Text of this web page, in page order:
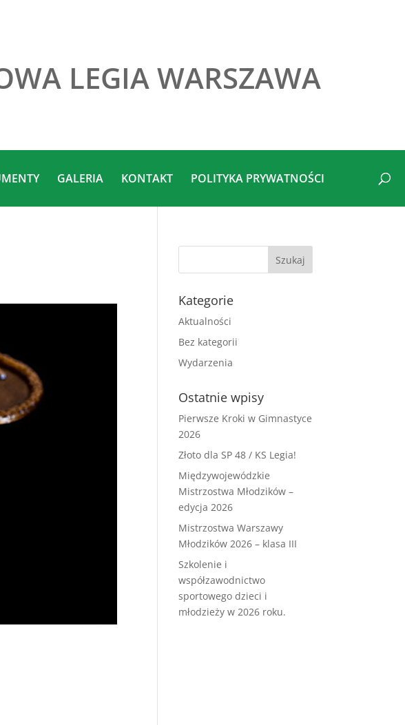
LEGIA WARSZAWA
GALERIA KONTAKT POLITYKA PRYWATNOŚCI
Kategorie
Aktualności
Bez kategorii
Wydarzenia
Ostatnie wpisy
Pierwsze Kroki w Gimnastyce
2026
Złoto dla SP 48 / KS Legia!
Międzywojewódzkie
Mistrzostwa Młodzików –
edycja 2026
Mistrzostwa Warszawy
Młodzików 2026 – klasa III
Szkolenie i
współzawodnictwo
sportowego dzieci i
młodzieży w 2026 roku.